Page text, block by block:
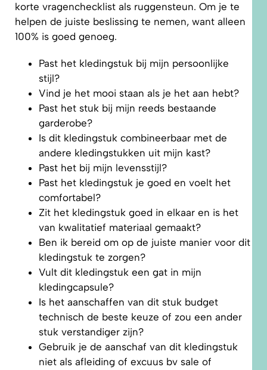
korte vragenchecklist als ruggensteun. Om je te
helpen de juiste beslissing te nemen, want alleen
100% is goed genoeg.
Past het kledingstuk bij mijn persoonlijke
stijl?
Vind je het mooi staan als je het aan hebt?
Past het stuk bij mijn reeds bestaande
garderobe?
Is dit kledingstuk combineerbaar met de
andere kledingstukken uit mijn kast?
Past het bij mijn levensstijl?
Past het kledingstuk je goed en voelt het
comfortabel?
Zit het kledingstuk goed in elkaar en is het
van kwalitatief materiaal gemaakt?
Ben ik bereid om op de juiste manier voor dit
kledingstuk te zorgen?
Vult dit kledingstuk een gat in mijn
kledingcapsule?
Is het aanschaffen van dit stuk budget
technisch de beste keuze of zou een ander
stuk verstandiger zijn?
Gebruik je de aanschaf van dit kledingstuk
niet als afleiding of excuus bv sale of